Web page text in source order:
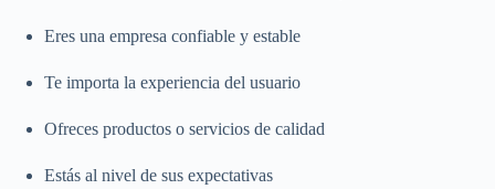
Eres una empresa confiable y estable
Te importa la experiencia del usuario
Ofreces productos o servicios de calidad
Estás al nivel de sus expectativas